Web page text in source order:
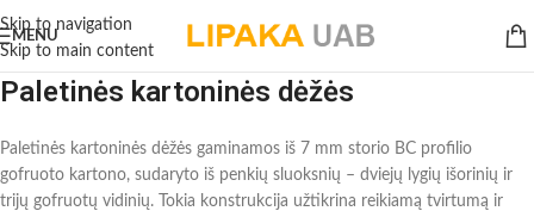
Skip to navigation
Skip to main content
MENU
Paletinės kartoninės dėžės
Paletinės kartoninės dėžės gaminamos iš 7 mm storio BC profilio
gofruoto kartono, sudaryto iš penkių sluoksnių – dviejų lygių išorinių ir
trijų gofruotų vidinių. Tokia konstrukcija užtikrina reikiamą tvirtumą ir